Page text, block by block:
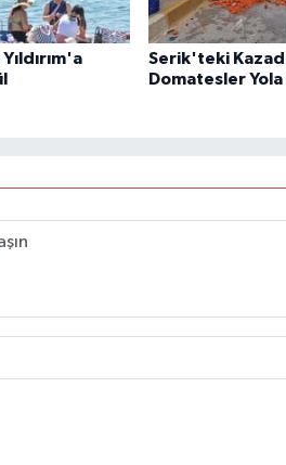
Serik'teki
Domatesler Yola